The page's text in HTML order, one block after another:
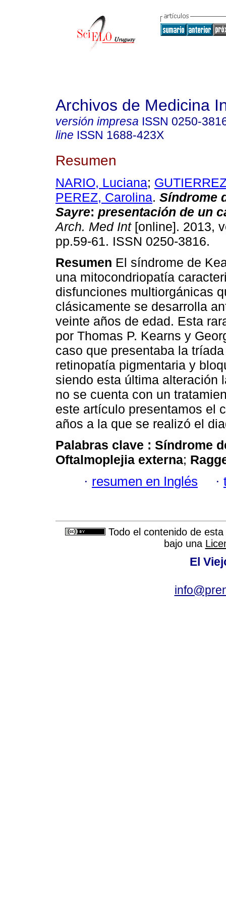
Archivos de Medicina
versión impresa ISSN 0250-
line ISSN 1688-423X
Resumen
NARIO, Luciana;
PEREZ, Carolina. Síndrome
Sayre: presentación de un
Arch. Med Int[online]. 2013,
pp.59-61. ISSN 0250-3816.
Resumen El síndrome de
una mitocondriopatía
disfunciones multiorgánicas
clásicamente se desarrolla
veinte años de edad. Esta
por Thomas P. Kearns y
caso que presentaba la
retinopatía pigmentaria y
siendo esta última alteración
no se cuenta con un
este artículo presentamos el
años a la que se realizó el
Palabras clave : Síndrome
Oftalmoplejia externa;
· resumen en Inglés ·
Todo el contenido de
bajo una
El